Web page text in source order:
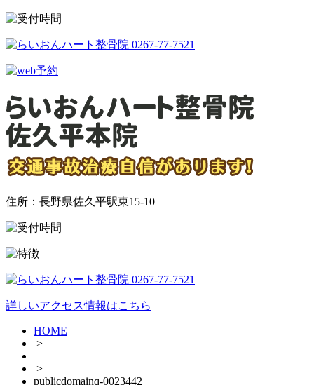
住所：長野県佐久平駅東15-10
詳しいアクセス情報はこちら
HOME
>
>
publicdomainq-0023442